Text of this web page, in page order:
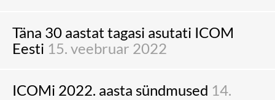
Täna 30 aastat tagasi asutati ICOM
Eesti 15. veebruar 2022
ICOMi 2022. aasta sündmused 14.